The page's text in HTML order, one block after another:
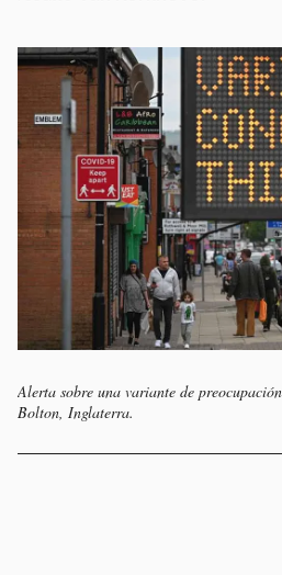
Alerta sobre una variante de
Bolton, Inglaterra.